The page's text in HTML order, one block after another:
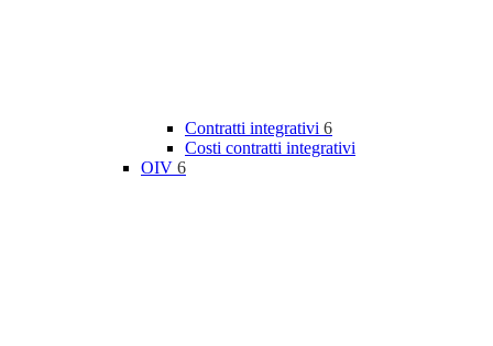
Contratti integrativi 6
Costi contratti integrativi
OIV 6